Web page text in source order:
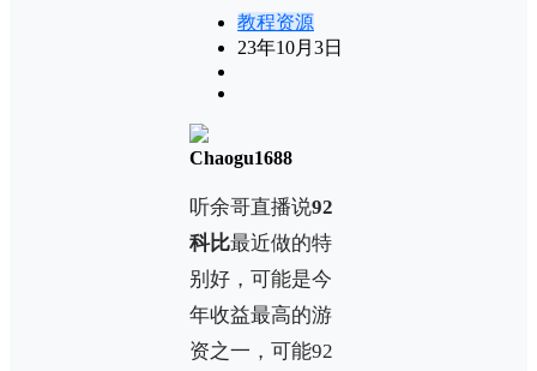
教程资源
23年10月3日
Chaogu1688
听余哥直播说92
科比最近做的特
别好，可能是今
年收益最高的游
资之一，可能92